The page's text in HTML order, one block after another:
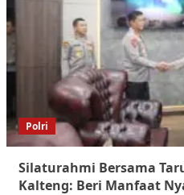
Polri
Silaturahmi Bersama
Kalteng: Beri Manfaat